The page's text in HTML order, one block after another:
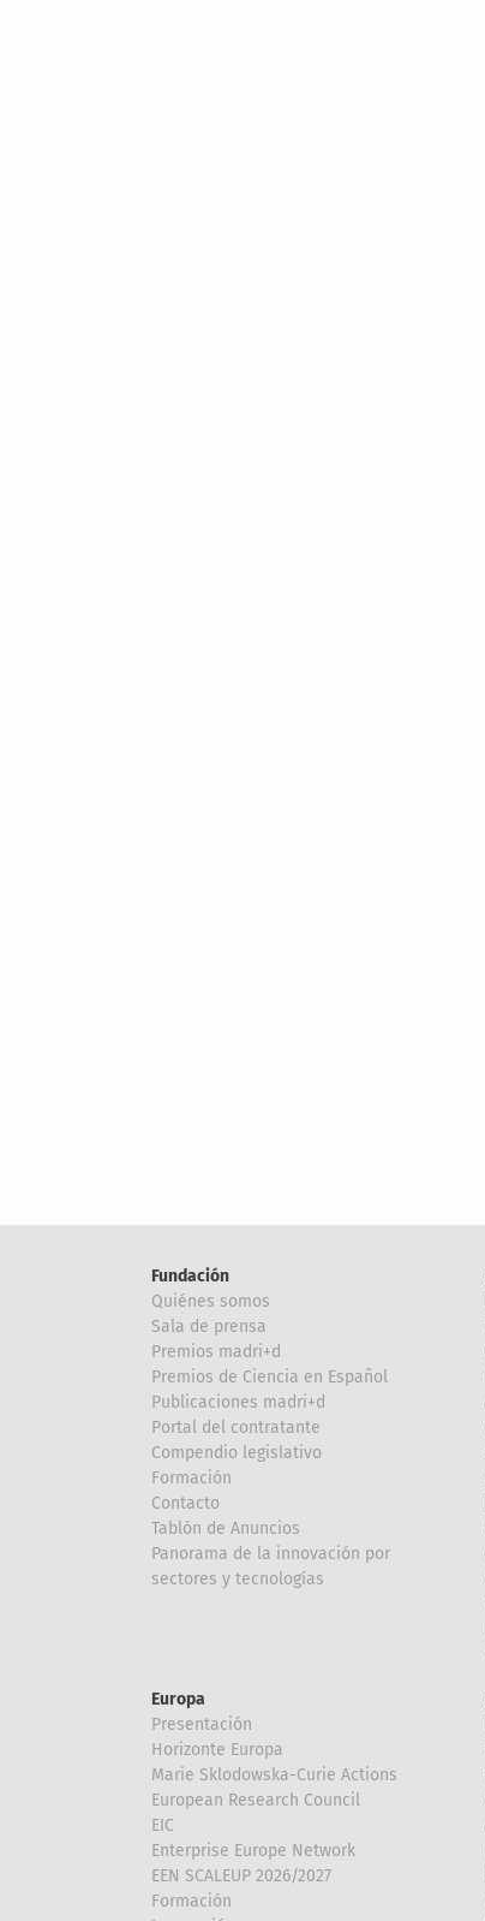
Fundación
Quiénes somos
Sala de prensa
Premios madri+d
Premios de Ciencia en Español
Publicaciones madri+d
Portal del contratante
Compendio legislativo
Formación
Contacto
Tablón de Anuncios
Panorama de la innovación por
sectores y tecnologías
Europa
Presentación
Horizonte Europa
Marie Sklodowska-Curie Actions
European Research Council
EIC
Enterprise Europe Network
EEN SCALEUP 2026/2027
Formación